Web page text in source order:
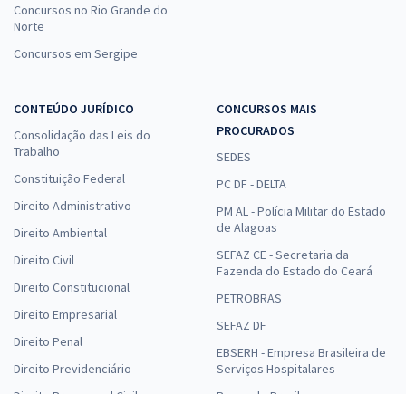
Concursos no Rio Grande do
Norte
Concursos em Sergipe
CONTEÚDO JURÍDICO
Consolidação das Leis do
Trabalho
Constituição Federal
Direito Administrativo
Direito Ambiental
Direito Civil
Direito Constitucional
Direito Empresarial
Direito Penal
Direito Previdenciário
CONCURSOS MAIS
PROCURADOS
SEDES
PC DF - DELTA
PM AL - Polícia Militar do Estado
de Alagoas
SEFAZ CE - Secretaria da
Fazenda do Estado do Ceará
PETROBRAS
SEFAZ DF
EBSERH - Empresa Brasileira de
Serviços Hospitalares